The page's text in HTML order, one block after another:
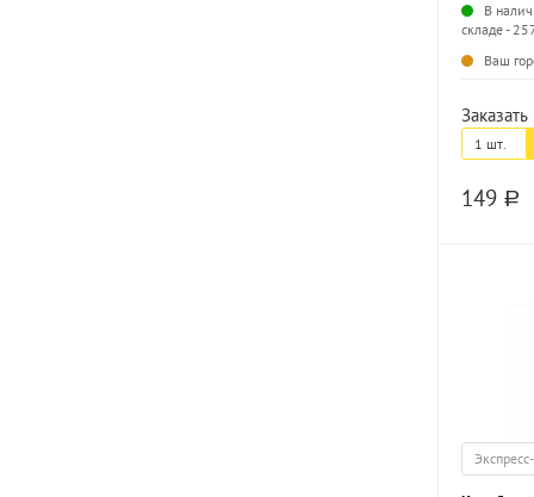
В
складе -
Ваш
Заказать
1 шт.
149 a